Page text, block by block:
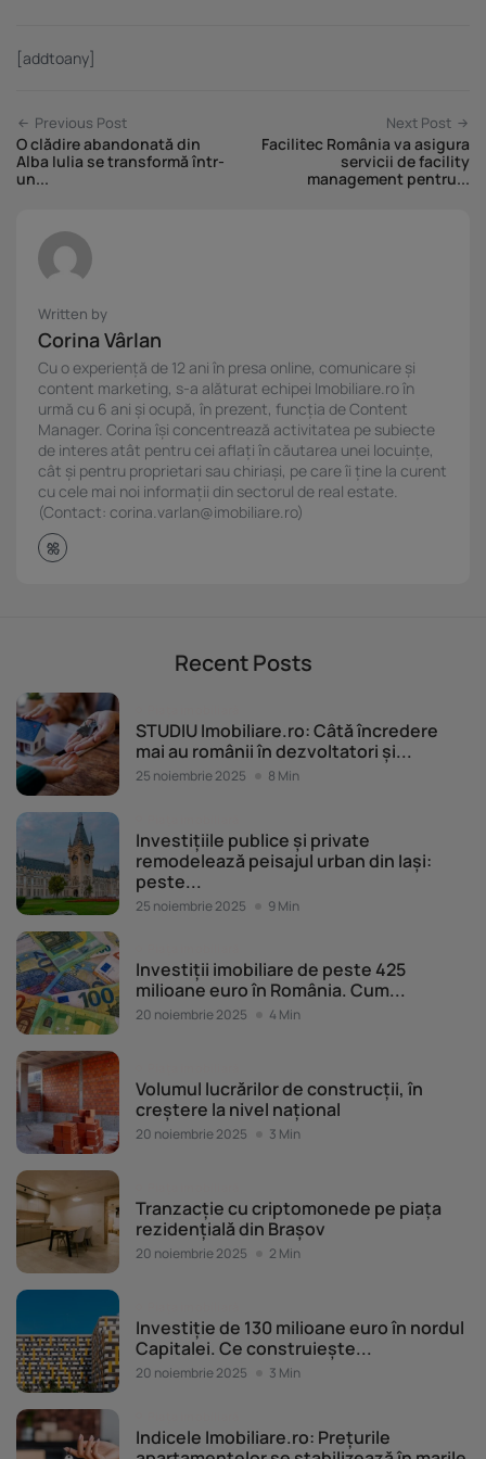
[addtoany]
Previous Post
O clădire abandonată din
Alba Iulia se transformă într-
un...
Next Post
Facilitec România va asigura
servicii de facility
management pentru...
Written by
Corina Vârlan
Cu o experiență de 12 ani în presa online, comunicare și
content marketing, s-a alăturat echipei Imobiliare.ro în
urmă cu 6 ani și ocupă, în prezent, funcția de Content
Manager. Corina își concentrează activitatea pe subiecte
de interes atât pentru cei aflați în căutarea unei locuințe,
cât și pentru proprietari sau chiriași, pe care îi ține la curent
cu cele mai noi informații din sectorul de real estate.
(Contact: corina.varlan@imobiliare.ro)
Recent Posts
STUDIU Imobiliare.ro: Câtă încredere
mai au românii în dezvoltatori și...
25 noiembrie 2025 8 Min
Investițiile publice și private
remodelează peisajul urban din Iași:
peste...
25 noiembrie 2025 9 Min
Investiții imobiliare de peste 425
milioane euro în România. Cum...
20 noiembrie 2025 4 Min
Volumul lucrărilor de construcții, în
creștere la nivel național
20 noiembrie 2025 3 Min
Tranzacție cu criptomonede pe piața
rezidențială din Brașov
20 noiembrie 2025 2 Min
Investiție de 130 milioane euro în nordul
Capitalei. Ce construiește...
20 noiembrie 2025 3 Min
Indicele Imobiliare.ro: Prețurile